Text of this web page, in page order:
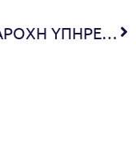
ΠΑΡΟΧΗ ΥΠΗΡΕΣΙΩΝ ΓΙΑ ΤΗΝ ΟΡΓΑΝΩΣΗ ΚΑΙ ΤΗ ΛΕΙΤΟΥΡΓΙΑ ΤΟΥ ΓΡΑΦΕΙΟΥ ΔΗΜΟΤΗ